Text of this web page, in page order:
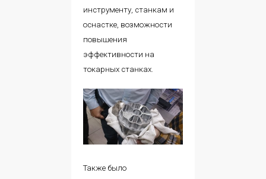
инструменту, станкам и
оснастке, возможности
повышения
эффективности на
токарных станках.
Также было